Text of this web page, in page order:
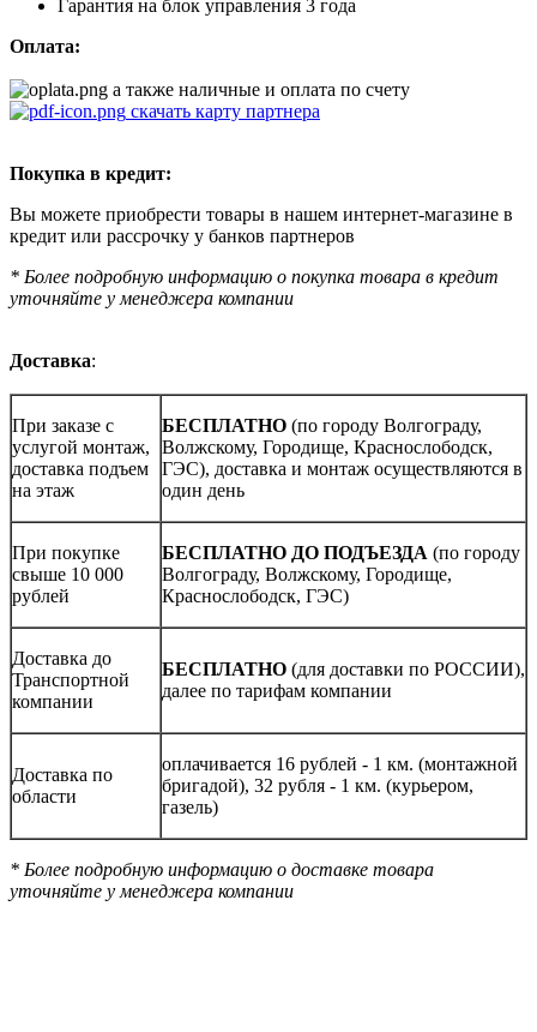
Гарантия на блок управления 3 года
Оплата:
а также наличные и оплата по счету
скачать карту партнера
Покупка в кредит:
Вы можете приобрести товары в нашем интернет-магазине в
кредит или рассрочку у банков партнеров
* Более подробную информацию о покупка товара в кредит
уточняйте у менеджера компании
Доставка:
При заказе с
услугой монтаж,
доставка подъем
на этаж
БЕСПЛАТНО (по городу Волгограду,
Волжскому, Городище, Краснослободск,
ГЭС), доставка и монтаж осуществляются в
один день
При покупке
свыше 10 000
рублей
БЕСПЛАТНО ДО ПОДЪЕЗДА (по городу
Волгограду, Волжскому, Городище,
Краснослободск, ГЭС)
Доставка до
Транспортной
компании
БЕСПЛАТНО (для доставки по РОССИИ),
далее по тарифам компании
Доставка по
области
оплачивается 16 рублей - 1 км. (монтажной
бригадой), 32 рубля - 1 км. (курьером,
газель)
* Более подробную информацию о доставке товара
уточняйте у менеджера компании